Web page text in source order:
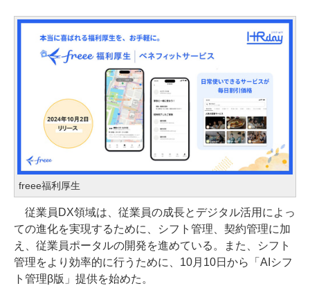
freee福利厚生
従業員DX領域は、従業員の成長とデジタル活用によっ
ての進化を実現するために、シフト管理、契約管理に加
え、従業員ポータルの開発を進めている。また、シフト
管理をより効率的に行うために、10月10日から「AIシフ
ト管理β版」提供を始めた。